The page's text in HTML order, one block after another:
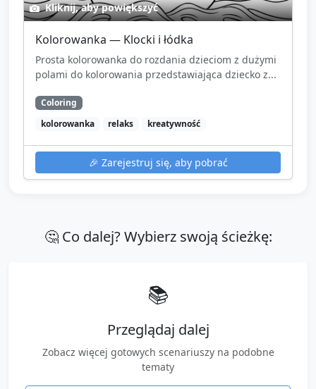
Kliknij, aby powiększyć
Kolorowanka — Klocki i łódka
Prosta kolorowanka do rozdania dzieciom z dużymi
polami do kolorowania przedstawiająca dziecko z...
Coloring
kolorowanka
relaks kreatywność
🎉 Zarejestruj się, aby pobrać
🤔 Co dalej? Wybierz swoją ścieżkę:
📚
Przeglądaj dalej
Zobacz więcej gotowych scenariuszy na podobne
tematy